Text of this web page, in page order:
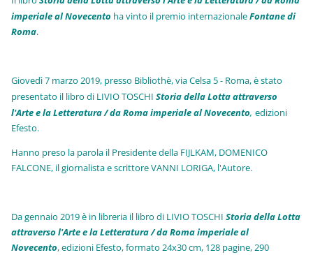
imperiale al Novecento ha vinto il premio internazionaleFontane di
Roma.
Giovedì 7 marzo 2019, presso Bibliothè, via Celsa 5 - Roma, è stato
presentato il libro di LIVIO TOSCHIStoria della Lotta attraverso
l'Arte e la Letteratura / da Roma imperiale al Novecento, edizioni
Efesto.
Hanno preso la parola il Presidente della FIJLKAM, DOMENICO
FALCONE, il giornalista e scrittore VANNI LORIGA, l'Autore.
Da gennaio 2019 è in libreria il libro di LIVIO TOSCHIStoria della Lotta
attraverso l'Arte e la Letteratura / da Roma imperiale al
Novecento, edizioni Efesto, formato 24x30 cm, 128 pagine, 290